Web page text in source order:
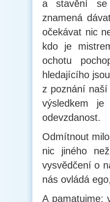
a stavění se
znamená
očekávat nic
kdo je
ochotu
hledajícího
z poznání
výsledkem
odevzdanost.
Odmítnout
nic jiného
vysvědčení o
nás ovládá
A pamatujme: